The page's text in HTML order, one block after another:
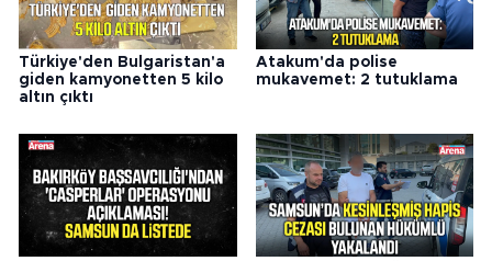
Türkiye'den Bulgaristan'a
giden kamyonetten 5 kilo
altın çıktı
Atakum'da polise
mukavemet: 2 tutuklama